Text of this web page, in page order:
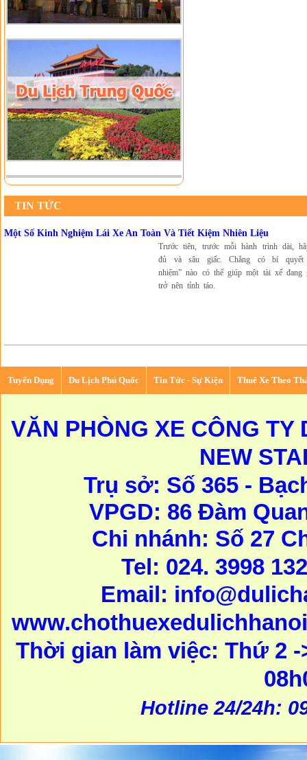
TIN TỨC
Một Số Kinh Nghiệm Lái Xe An Toàn Và Tiết Kiệm Nhiên Liệu
Trước tiên, trước mỗi hành trình dài,
đủ và sâu giấc. Chẳng có bí quyết
nhiệm” nào có thể giúp một tài xế đang
trở nên tỉnh táo.
Tuyển Dụng Du Lịch Phú Quốc Tin Tức - Sự Kiện Thuê Xe Theo
VĂN PHÒNG XE CÔNG TY
NEW
Trụ sở: Số 365 -
VPGD: 86 Đàm
Chi nhánh: Số 27
Tel: 024. 3998
Email:
Thời gian làm việc: Thứ 2
Hotline 24/24h: